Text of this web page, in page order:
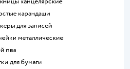
карандаши
для записей
металлические
пва
для бумаги